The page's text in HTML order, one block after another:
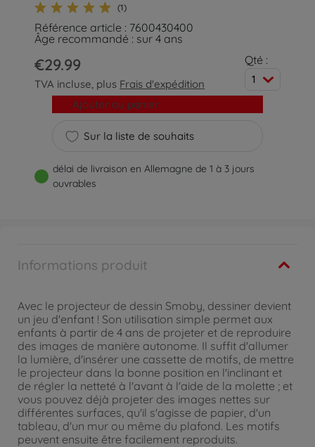
(1)
Référence article : 7600430400
Âge recommandé : sur 4 ans
€29.99
TVA incluse, plus Frais d'expédition
Qté :
1
Sur la liste de souhaits
Ajouter au panier
délai de livraison en Allemagne de 1 à 3 jours
ouvrables
Informations produit
Avec le projecteur de dessin Smoby, dessiner devient
un jeu d'enfant ! Son utilisation simple permet aux
enfants à partir de 4 ans de projeter et de reproduire
des images de manière autonome. Il suffit d'allumer
la lumière, d'insérer une cassette de motifs, de mettre
le projecteur dans la bonne position en l'inclinant et
de régler la netteté à l'avant à l'aide de la molette ; et
vous pouvez déjà projeter des images nettes sur
différentes surfaces, qu'il s'agisse de papier, d'un
tableau, d'un mur ou même du plafond. Les motifs
peuvent ensuite être facilement reproduits.